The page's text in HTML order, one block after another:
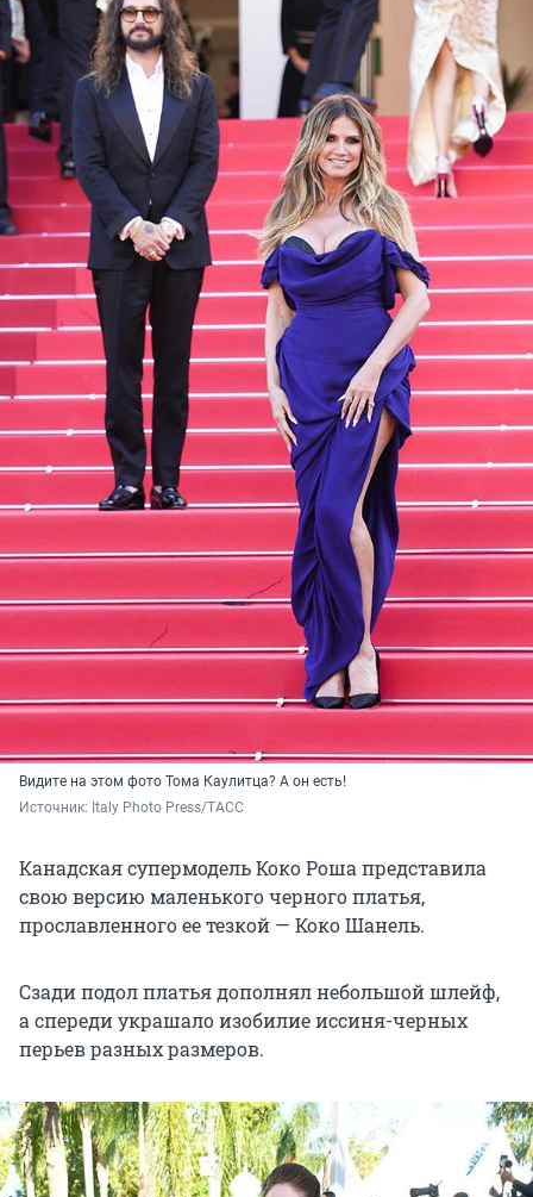
Видите на этом фото Тома Каулитца? А он есть!
Источник: Italy Photo Press/ТАСС
Канадская супермодель Коко Роша представила
свою версию маленького черного платья,
прославленного ее тезкой — Коко Шанель.
Сзади подол платья дополнял небольшой шлейф,
а спереди украшало изобилие иссиня-черных
перьев разных размеров.